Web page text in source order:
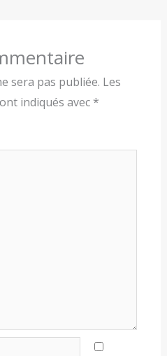
sera pas publiée. Les
indiqués avec *